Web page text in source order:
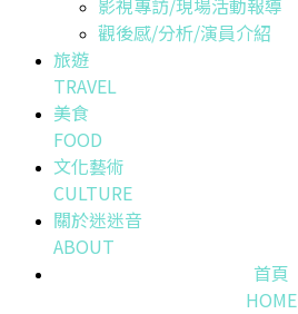
影視專訪/現場活動報導
觀後感/分析/演員介紹
旅遊
TRAVEL
美食
FOOD
文化藝術
CULTURE
關於迷迷音
ABOUT
首頁
HOME